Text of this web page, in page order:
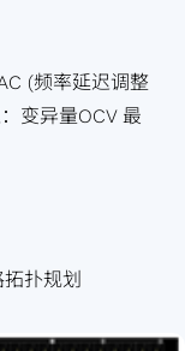
(频率延迟调整
变异量OCV 最
扑规划